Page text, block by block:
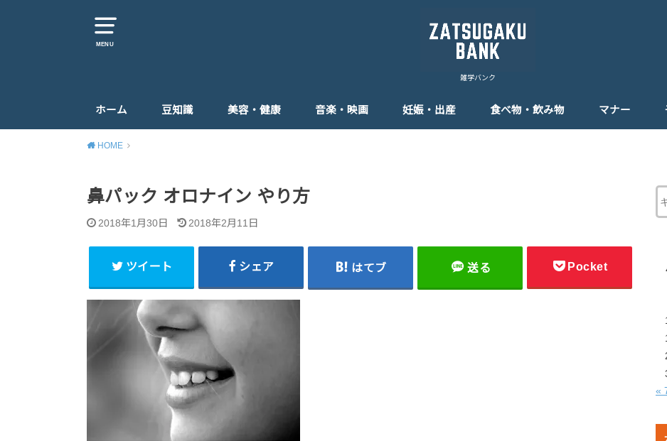
MENU
雑学バンク
ホーム 豆知識 美容・健康 音楽・映画 妊娠・出産 食べ物・飲み物 マナー
HOME
鼻パック オロナイン やり方
2018年1月30日 2018年2月11日
ツイート シェア はてブ 送る Pocket
«